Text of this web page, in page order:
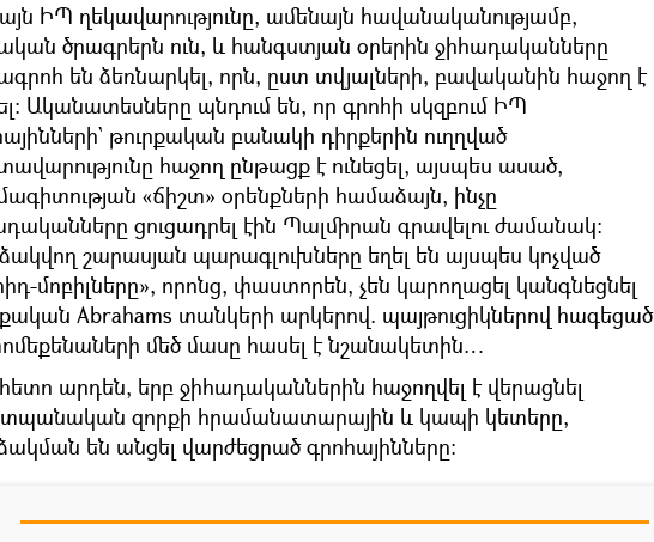
ԻՊ ղեկավարությունը, ամենայն հավանականությամբ,
ծրագրերն ուն, և հանգստյան օրերին ջիհադականները
են ձեռնարկել, որն, ըստ տվյալների, բավականին հաջող է
Ականատեսները պնդում են, որ գրոհի սկզբում ԻՊ
թուրքական բանակի դիրքերին ուղղված
հաջող ընթացք է ունեցել, այսպես ասած,
«ճիշտ» օրենքների համաձայն, ինչը
ցուցադրել էին Պալմիրան գրավելու ժամանակ։
շարասյան պարագլուխները եղել են այսպես կոչված
մոբիլները», որոնց, փաստորեն, չեն կարողացել կանգնեցնել
Abrahams տանկերի արկերով. պայթուցիկներով հագեցած
մեծ մասը հասել է նշանակետին…
արդեն, երբ ջիհադականներին հաջողվել է վերացնել
զորքի հրամանատարային և կապի կետերը,
են անցել վարժեցրած գրոհայինները։